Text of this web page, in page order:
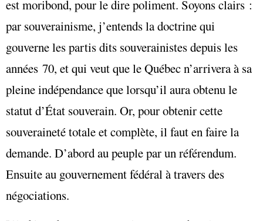
est moribond, pour le dire poliment. Soyons clairs :
par souverainisme, j’entends la doctrine qui
gouverne les partis dits souverainistes depuis les
années 70, et qui veut que le Québec n’arrivera à sa
pleine indépendance que lorsqu’il aura obtenu le
statut d’État souverain. Or, pour obtenir cette
souveraineté totale et complète, il faut en faire la
demande. D’abord au peuple par un référendum.
Ensuite au gouvernement fédéral à travers des
négociations.